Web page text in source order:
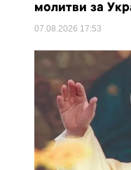
молитви за
07.08.2026 17:53